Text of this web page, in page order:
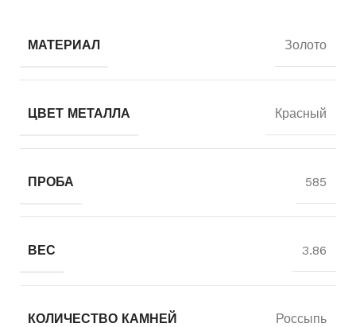
МАТЕРИАЛ Золото
ЦВЕТ МЕТАЛЛА Красный
ПРОБА 585
ВЕС 3.86
КОЛИЧЕСТВО КАМНЕЙ Россыпь